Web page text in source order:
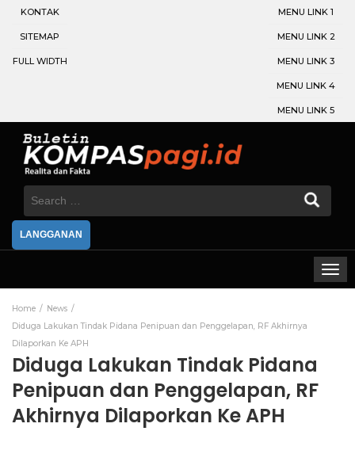
KONTAK
SITEMAP
FULL WIDTH
MENU LINK 1
MENU LINK 2
MENU LINK 3
MENU LINK 4
MENU LINK 5
Search
LANGGANAN
Home
News
Diduga Lakukan Tindak Pidana Penipuan dan Penggelapan, RF Akhirnya
Dilaporkan Ke APH
Diduga Lakukan Tindak Pidana
Penipuan dan Penggelapan, RF
Akhirnya Dilaporkan Ke APH